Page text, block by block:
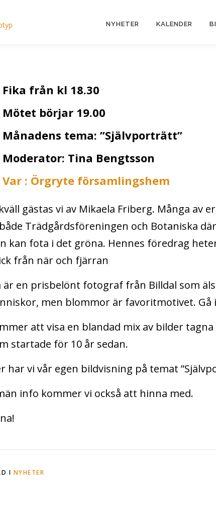
NYHETER KALENDER
Fika från kl 18.30
Mötet börjar 19.00
Månadens tema: ”Självporträtt”
Moderator: Tina Bengtsson
Var : Örgryte församlingshem
gästas vi av Mikaela Friberg. Många av
Trädgårdsföreningen och Botaniska
kan fota i det gröna. Hennes föredrag
från när och fjärran
är en prisbelönt fotograf från Billdal som
men blommor är favoritmotivet. Gå
att visa en blandad mix av bilder
startade för 10 år sedan.
har vi vår egen bildvisning på temat
info kommer vi också att hinna med.
I NYHETER